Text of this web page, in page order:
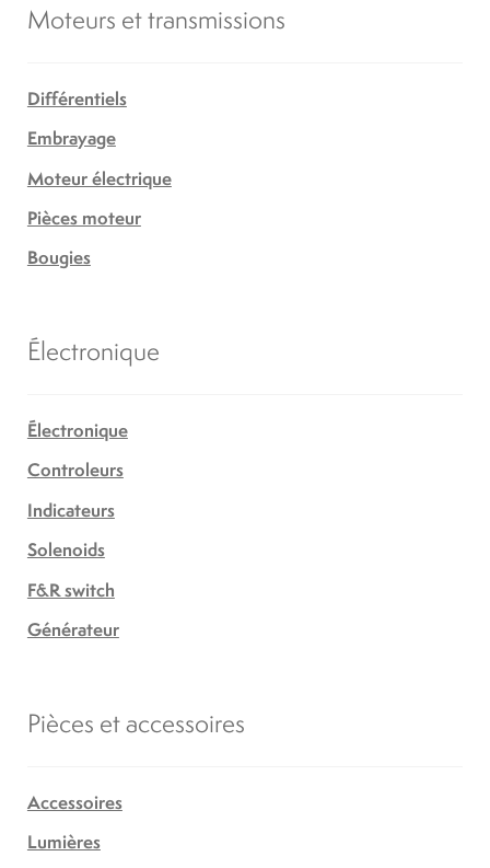
Moteurs et transmissions
Différentiels
Embrayage
Moteur électrique
Pièces moteur
Bougies
Électronique
Électronique
Controleurs
Indicateurs
Solenoids
F&R switch
Générateur
Pièces et accessoires
Accessoires
Lumières